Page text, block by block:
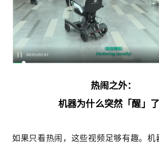
热闹之外：
机器为什么突然「醒」了
如果只看热闹，这些视频足够有趣。机